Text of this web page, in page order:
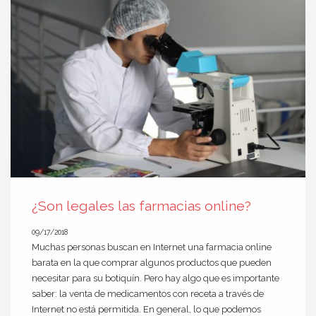
¿Son legales las farmacias online?
09/17/2018
Muchas personas buscan en Internet una farmacia online
barata en la que comprar algunos productos que pueden
necesitar para su botiquín. Pero hay algo que es importante
saber: la venta de medicamentos con receta a través de
Internet no está permitida. En general, lo que podemos